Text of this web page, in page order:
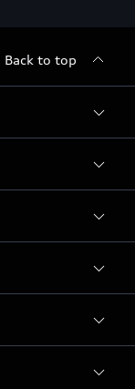
Back to top